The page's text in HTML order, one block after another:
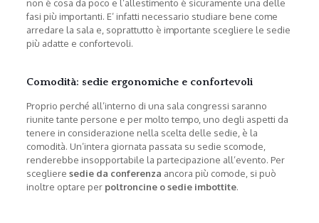
non è cosa da poco e l’allestimento è sicuramente una delle
fasi più importanti. E’ infatti necessario studiare bene come
arredare la sala e, soprattutto è importante scegliere le sedie
più adatte e confortevoli.
Comodità: sedie ergonomiche e confortevoli
Proprio perché all’interno di una sala congressi saranno
riunite tante persone e per molto tempo, uno degli aspetti da
tenere in considerazione nella scelta delle sedie, è la
comodità. Un’intera giornata passata su sedie scomode,
renderebbe insopportabile la partecipazione all’evento. Per
scegliere sedie da conferenza ancora più comode, si può
inoltre optare per poltroncine o sedie imbottite.